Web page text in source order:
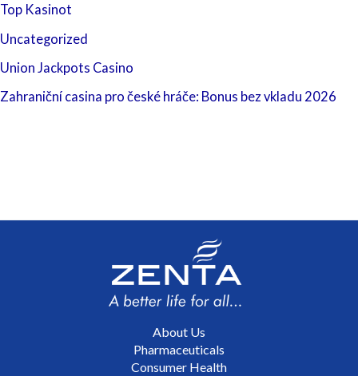
Top Kasinot
Uncategorized
Union Jackpots Casino
Zahraniční casina pro české hráče: Bonus bez vkladu 2026
About Us
Pharmaceuticals
Consumer Health